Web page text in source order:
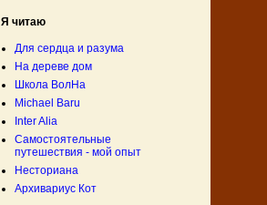
Я читаю
Для сердца и разума
На дереве дом
Школа ВолНа
Michael Baru
Inter Alia
Самостоятельные
путешествия - мой опыт
Несториана
Архивариус Кот